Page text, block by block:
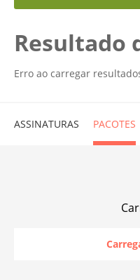
Resultado
Erro ao carregar
ASSINATURAS PACOTES